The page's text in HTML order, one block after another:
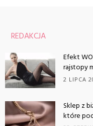
REDAKCJA
Efekt
rajstopy
2 LIPCA
Sklep z
które